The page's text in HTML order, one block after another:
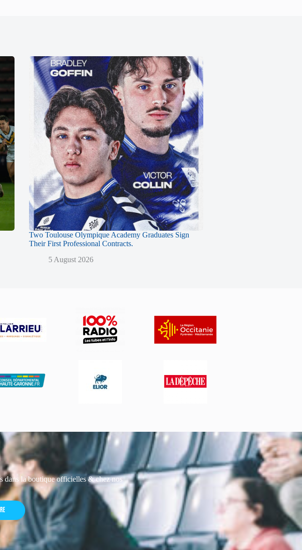
Two Toulouse Olympique Academy Graduates Sign
Their First Professional Contracts.
5 August 2026
dans la boutique officielles & chez nos